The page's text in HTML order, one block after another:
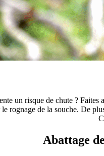
un risque de chute ?
rognage de la souche. De
Abattage